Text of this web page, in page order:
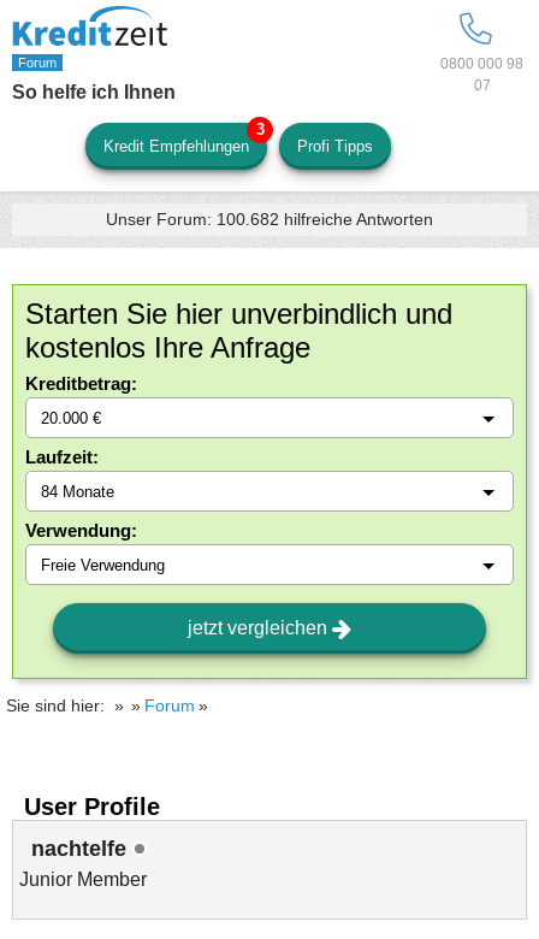
0800 000 98
07
So helfe ich Ihnen
Kredit Empfehlungen Profi Tipps
Unser Forum: 100.682 hilfreiche Antworten
Starten Sie hier unverbindlich und
kostenlos Ihre Anfrage
Kreditbetrag:
Laufzeit:
Verwendung:
jetzt vergleichen
Sie sind hier: Forum
User Profile
nachtelfe
Junior Member